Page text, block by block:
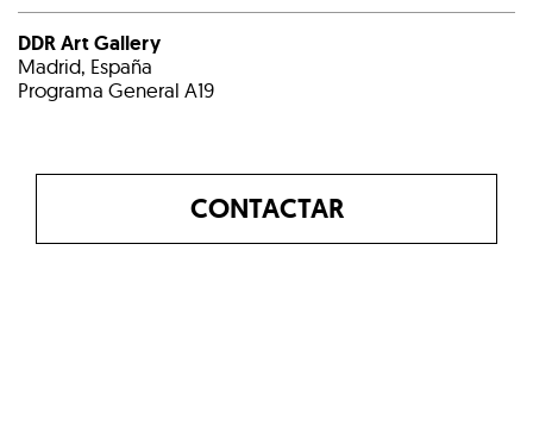
DDR Art Gallery
Madrid, España
Programa General A19
CONTACTAR